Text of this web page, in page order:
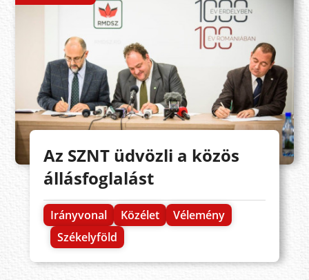
Az SZNT üdvözli a közös
állásfoglalást
Irányvonal Közélet
Vélemény
Székelyföld